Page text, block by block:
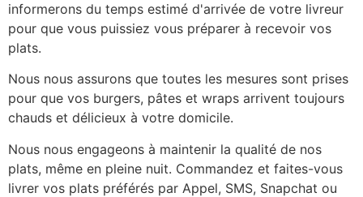
informerons du temps estimé d'arrivée de votre livreur
pour que vous puissiez vous préparer à recevoir vos
plats.
Nous nous assurons que toutes les mesures sont prises
pour que vos burgers, pâtes et wraps arrivent toujours
chauds et délicieux à votre domicile.
Nous nous engageons à maintenir la qualité de nos
plats, même en pleine nuit. Commandez et faites-vous
livrer vos plats préférés par Appel, SMS, Snapchat ou